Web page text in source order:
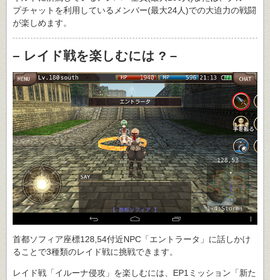
プチャットを利用しているメンバー(最大24人)での大迫力の戦闘
が楽しめます。
– レイド戦を楽しむには ? –
首都ソフィア座標128,54付近NPC「エントラータ」に話しかけ
ることで3種類のレイド戦に挑戦できます。
レイド戦「イルーナ侵攻」を楽しむには、EP1ミッション「新た